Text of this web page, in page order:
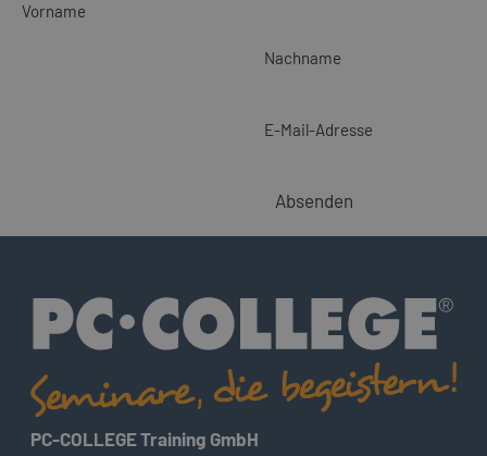
Vorname
Nachname
E-Mail-Adresse
Absenden
PC-COLLEGE Training GmbH